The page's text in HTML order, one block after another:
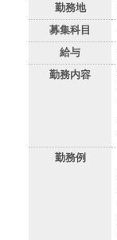
勤務地
募集科目
給与
勤務内容
勤務例